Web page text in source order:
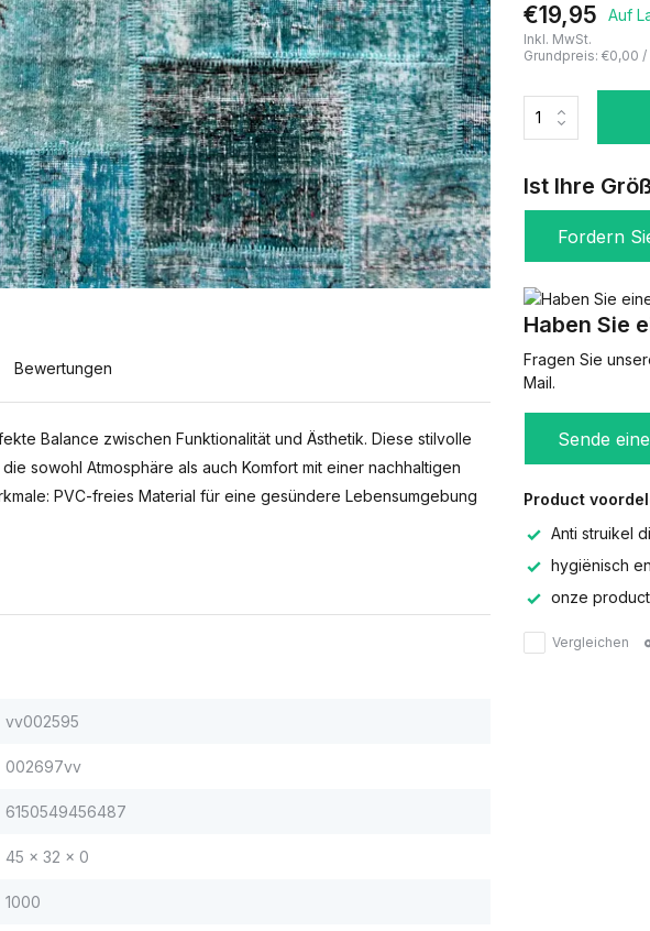
Bewertungen
Balance zwischen Funktionalität und Ästhetik. Diese stilvolle
sowohl Atmosphäre als auch Komfort mit einer nachhaltigen
PVC-freies Material für eine gesündere Lebensumgebung
vv002595
002697vv
6150549456487
45 x 32 x 0
1000
€19,95 Auf
Inkl. MwSt.
Grundpreis: €0,00 /
Ist Ihre
Fordern
Haben Sie
Fragen Sie
Mail.
Sende
Product
Anti struikel
hygiënisch
onze
Vergleichen